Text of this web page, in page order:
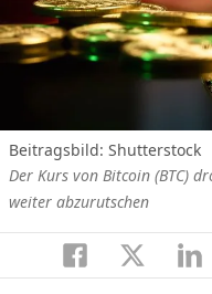
Beitragsbild: Shutterstock
Der Kurs von Bitcoin (BTC)
weiter abzurutschen